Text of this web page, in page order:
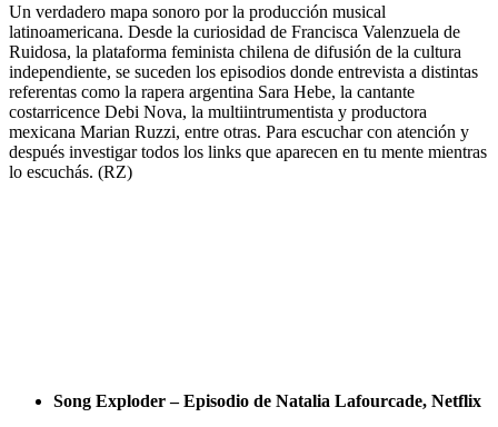
Un verdadero mapa sonoro por la producción musical
latinoamericana. Desde la curiosidad de Francisca Valenzuela de
Ruidosa, la plataforma feminista chilena de difusión de la cultura
independiente, se suceden los episodios donde entrevista a distintas
referentas como la rapera argentina Sara Hebe, la cantante
costarricence Debi Nova, la multiintrumentista y productora
mexicana Marian Ruzzi, entre otras. Para escuchar con atención y
después investigar todos los links que aparecen en tu mente mientras
lo escuchás. (RZ)
Song Exploder – Episodio de Natalia Lafourcade, Netflix